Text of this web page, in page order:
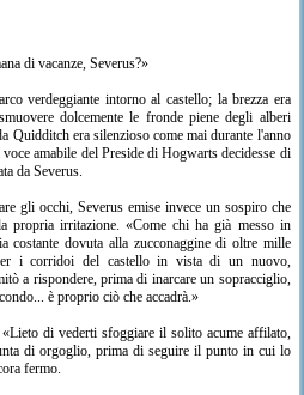
di vacanze, Severus?»
verdeggiante intorno al castello; la brezza era
dolcemente le fronde piene degli alberi
Quidditch era silenzioso come mai durante l'anno
amabile del Preside di Hogwarts decidesse di
da Severus.
gli occhi, Severus emise invece un sospiro che
propria irritazione. «Come chi ha già messo in
costante dovuta alla zucconaggine di oltre mille
i corridoi del castello in vista di un nuovo,
a rispondere, prima di inarcare un sopracciglio,
è proprio ciò che accadrà.»
di vederti sfoggiare il solito acume affilato,
di orgoglio, prima di seguire il punto in cui lo
fermo.